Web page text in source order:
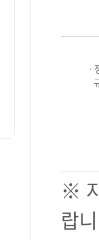
·
※
랍